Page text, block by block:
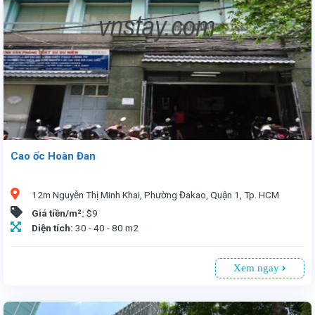
Cao ốc Hoàn Đan
12m Nguyễn Thị Minh Khai, Phường Đakao, Quận 1, Tp. HCM
Giá tiền/m²: $9
Diện tích: 30 - 40 - 80 m2
Xem ngay